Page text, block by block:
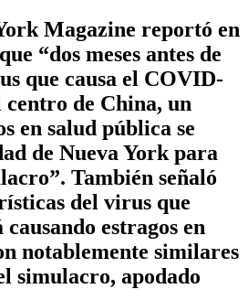
Magazine reportó en
“dos meses antes de
que causa el COVID-
centro de China, un
en salud pública se
de Nueva York para
También señaló
del virus que
estragos en
notablemente similares
simulacro, apodado